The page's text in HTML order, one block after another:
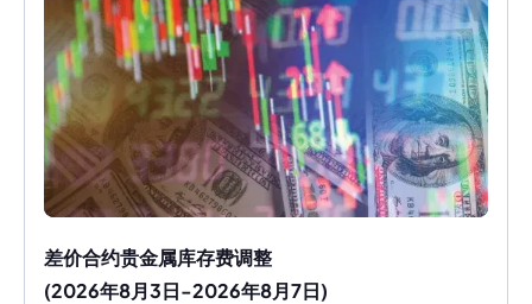
差价合约贵金属库存费调整
(2026年8月3日-2026年8月7日)